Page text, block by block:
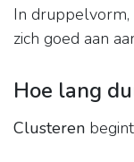
In druppelvorm,
zich goed aan
Hoe lang
Clusteren